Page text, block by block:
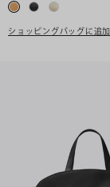
ショッピングバッグに追加